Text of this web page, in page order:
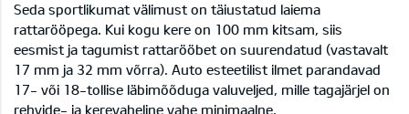
Seda sportlikumat välimust on täiustatud laiema
rattarööpega. Kui kogu kere on 100 mm kitsam, siis
eesmist ja tagumist rattarööbet on suurendatud (vastavalt
17 mm ja 32 mm võrra). Auto esteetilist ilmet parandavad
17- või 18-tollise läbimõõduga valuveljed, mille tagajärjel on
rehvide- ja kerevaheline vahe minimaalne.